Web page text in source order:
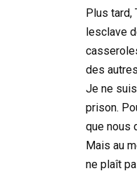
Plus tard,
lesclave
des
Je ne
prison.
que nous
Mais au
ne plaît